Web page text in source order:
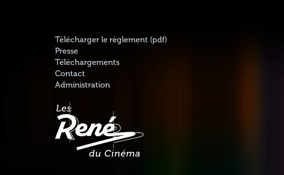
Télécharger le règlement (pdf)
Presse
Téléchargements
Contact
Administration